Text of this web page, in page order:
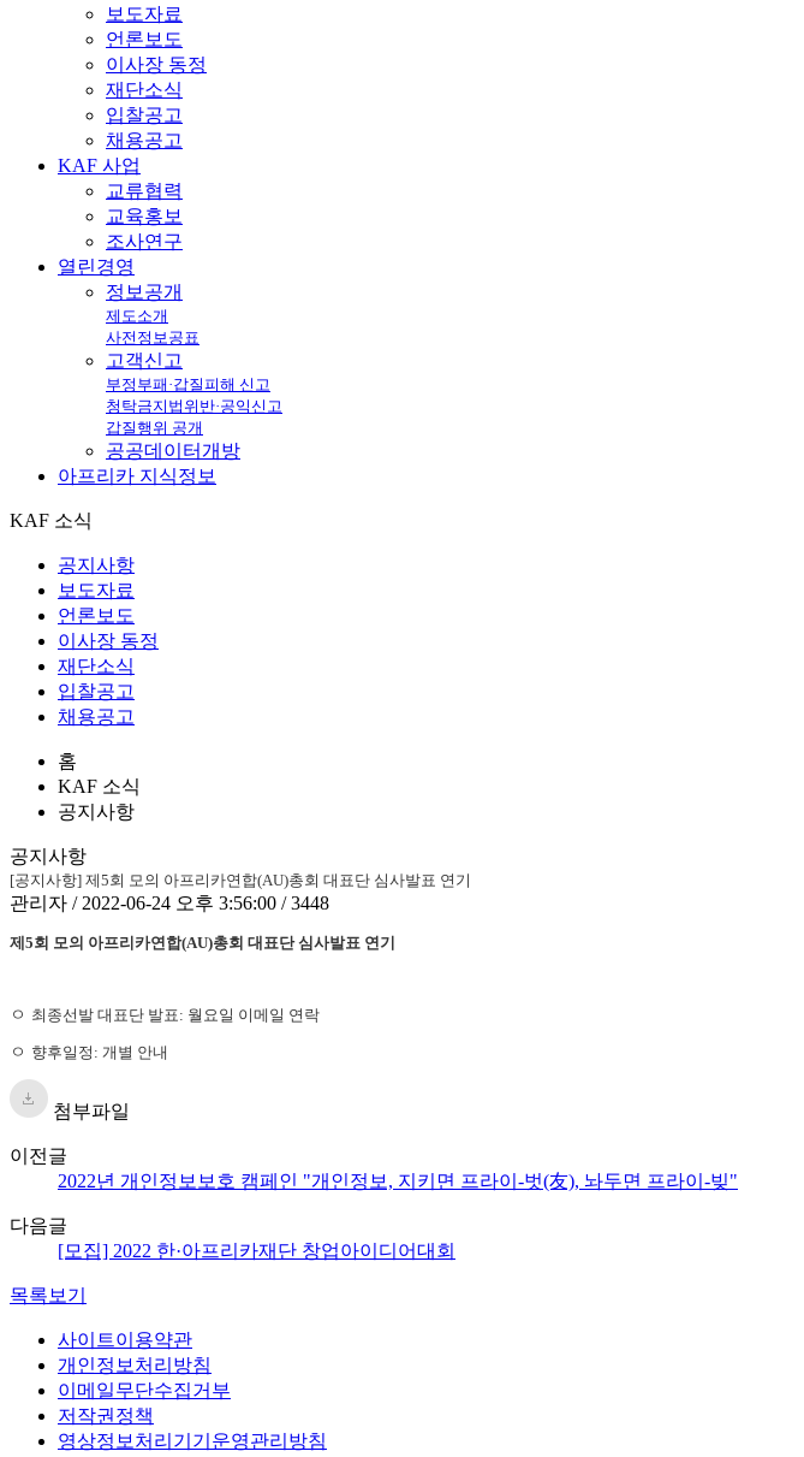
보도자료
언론보도
이사장 동정
재단소식
입찰공고
채용공고
KAF 사업
교류협력
교육홍보
조사연구
열린경영
정보공개
제도소개
사전정보공표
고객신고
부정부패·갑질피해 신고
청탁금지법위반·공익신고
갑질행위 공개
공공데이터개방
아프리카 지식정보
KAF 소식
공지사항
보도자료
언론보도
이사장 동정
재단소식
입찰공고
채용공고
홈
KAF 소식
공지사항
공지사항
[공지사항] 제5회 모의 아프리카연합(AU)총회 대표단 심사발표 연기
관리자 / 2022-06-24 오후 3:56:00 / 3448
제 5회 모의 아프리카연합(AU)총회 대표단 심사발표 연기
ㅇ 최종선발 대표단 발표: 월요일 이메일 연락
ㅇ 향후일정 : 개별 안내
첨부파일
이전글
2022년 개인정보보호 캠페인 "개인정보, 지키면 프라이-벗(友), 놔두면 프라이-빚"
다음글
[모집] 2022 한·아프리카재단 창업아이디어대회
목록보기
사이트이용약관
개인정보처리방침
이메일무단수집거부
저작권정책
영상정보처리기기운영관리방침